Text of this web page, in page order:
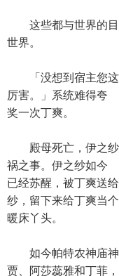
这些都与世界的目
世界。
「没想到宿主您这
厉害。」系统难得夸
奖一次丁爽。
殿母死亡，伊之纱
祸之事。伊之纱如今
已经苏醒，被丁爽送
纱，留下来给丁爽当个
暖床丫头。
如今帕特农神庙神
贾、阿莎蕊雅和丁菲，